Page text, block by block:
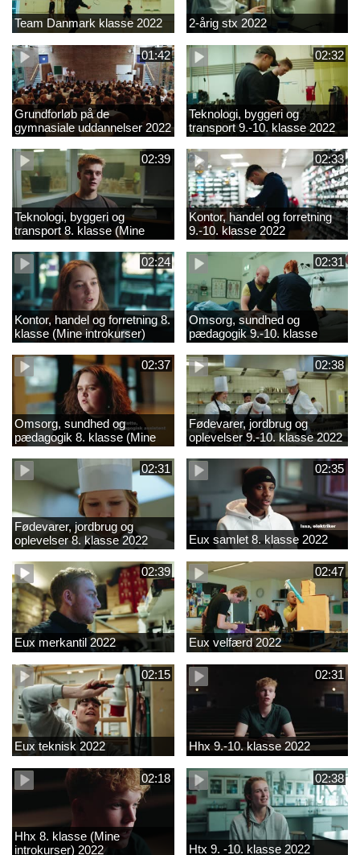
Team Danmark klasse 2022 2-årig stx 2022
01:42
Grundforløb på de
gymnasiale uddannelser 2022
02:32
Teknologi, byggeri og
transport 9.-10. klasse 2022
02:39
Teknologi, byggeri og
transport 8. klasse (Mine
introkurser) 2022
02:33
Kontor, handel og forretning
9.-10. klasse 2022
02:24
Kontor, handel og forretning 8.
klasse (Mine introkurser)
2022
02:31
Omsorg, sundhed og
pædagogik 9.-10. klasse
2022
02:37
Omsorg, sundhed og
pædagogik 8. klasse (Mine
introkurser) 2022
02:38
Fødevarer, jordbrug og
oplevelser 9.-10. klasse 2022
02:31
Fødevarer, jordbrug og
oplevelser 8. klasse 2022
02:35
Eux samlet 8. klasse 2022
02:39
Eux merkantil 2022
02:47
Eux velfærd 2022
02:15
Eux teknisk 2022
02:31
Hhx 9.-10. klasse 2022
02:18
Hhx 8. klasse (Mine
introkurser) 2022
02:38
Htx 9. -10. klasse 2022